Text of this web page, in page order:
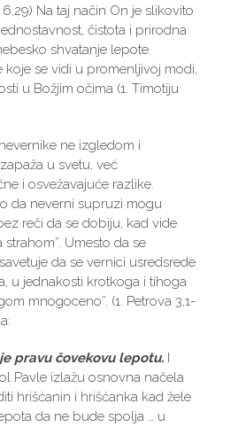
6,29) Na taj način On je slikovito
čistota i prirodna
shvatanje lepote.
koje se vidi u promenljivoj modi,
u Božjim očima (1. Timotiju
ne izgledom i
u svetu, već
i osvežavajuće razlike.
da neverni supruzi mogu
reči da se dobiju, kad vide
Umesto da se
da se vernici usredsrede
u jednakosti krotkoga i tihoga
mnogoceno”. (1. Petrova 3,1-
pravu čovekovu lepotu. I
Pavle izlažu osnovna načela
hrišćanin i hrišćanka kad žele
da ne bude spolja … u